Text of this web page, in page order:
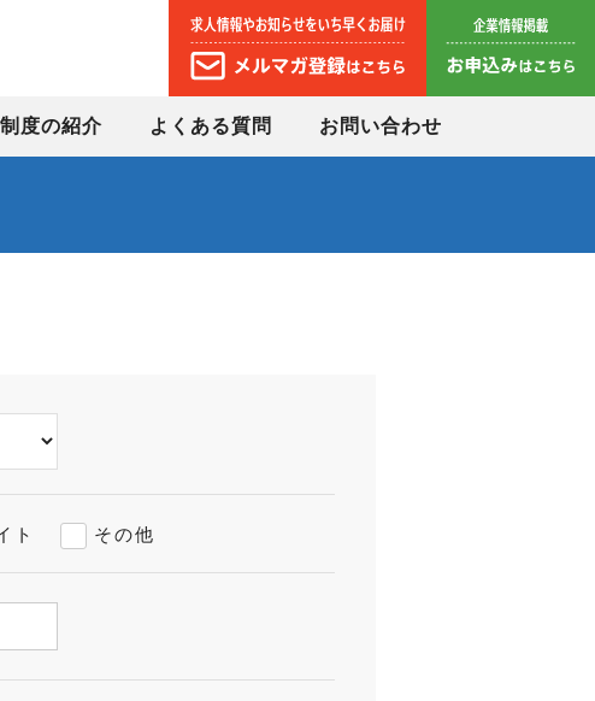
度の紹介 よくある質問 お問い合わせ
ト その他